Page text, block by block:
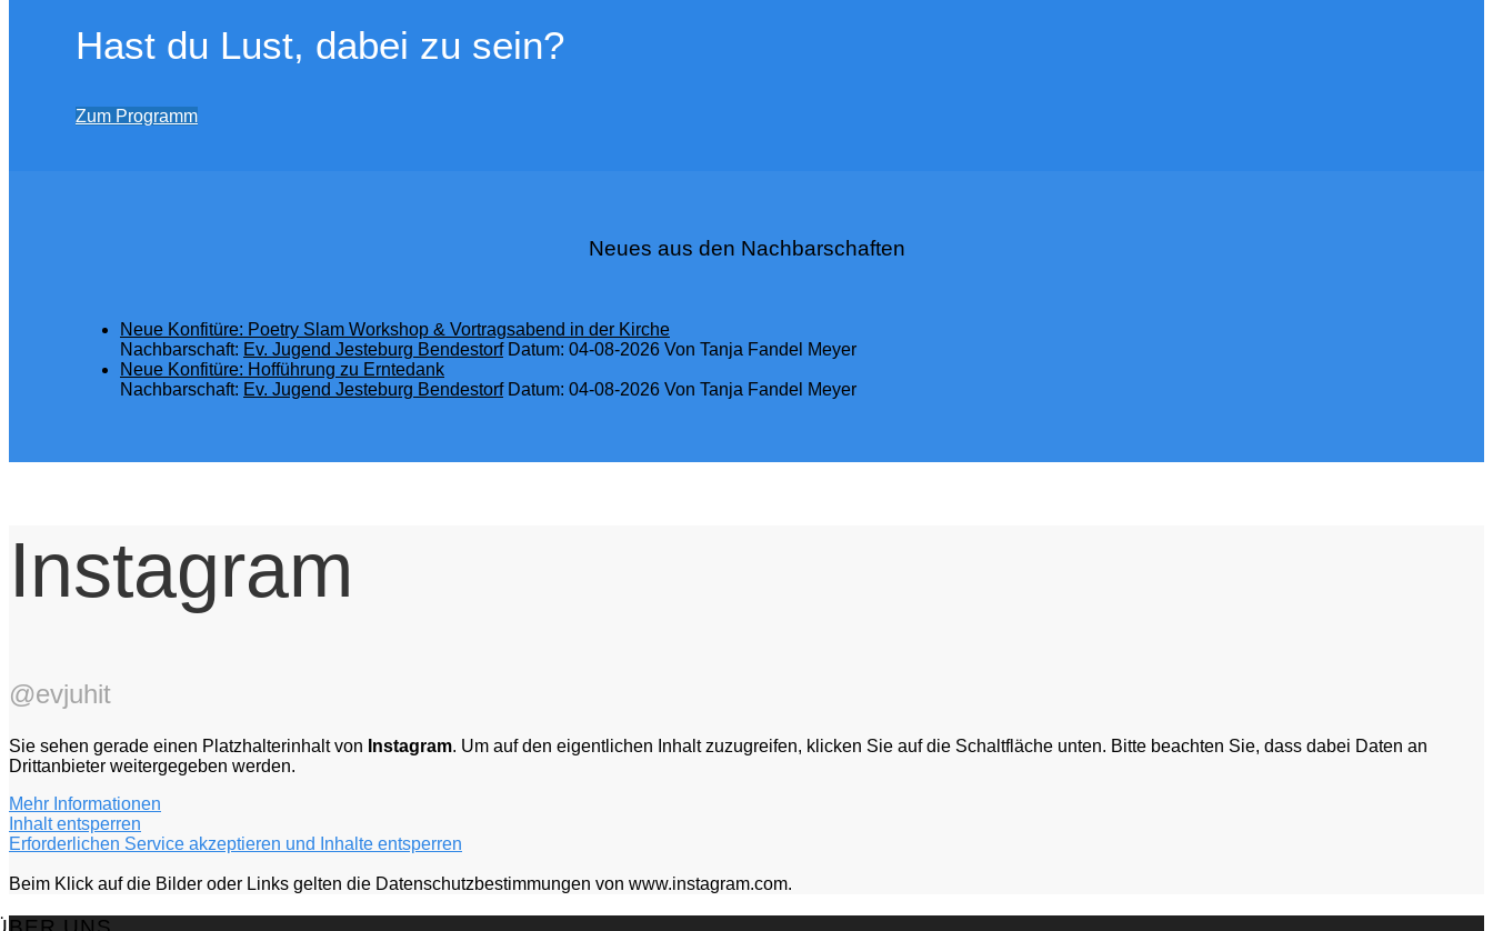
Hast du Lust, dabei zu sein?
Zum Programm
Neues aus den Nachbarschaften
Neue Konfitüre: Poetry Slam Workshop & Vortragsabend in der Kirche
Nachbarschaft: Ev. Jugend Jesteburg Bendestorf Datum: 04-08-2026 Von Tanja Fandel Meyer
Neue Konfitüre: Hofführung zu Erntedank
Nachbarschaft: Ev. Jugend Jesteburg Bendestorf Datum: 04-08-2026 Von Tanja Fandel Meyer
Instagram
@evjuhit
Sie sehen gerade einen Platzhalterinhalt von Instagram. Um auf den eigentlichen Inhalt zuzugreifen, klicken Sie auf die Schaltfläche unten. Bitte beachten Sie, dass dabei Daten an
Drittanbieter weitergegeben werden.
Mehr Informationen
Inhalt entsperren
Erforderlichen Service akzeptieren und Inhalte entsperren
Beim Klick auf die Bilder oder Links gelten die Datenschutzbestimmungen von www.instagram.com.